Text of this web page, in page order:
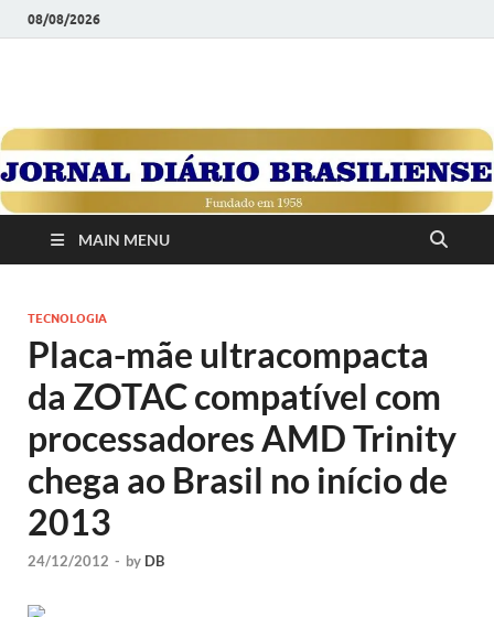
08/08/2026
JORNAL DIÁRIO
BRASILIENSE
1958
MAIN MENU
TECNOLOGIA
Placa-mãe ultracompacta
da ZOTAC compatível com
processadores AMD Trinity
chega ao Brasil no início de
2013
24/12/2012 - by DB